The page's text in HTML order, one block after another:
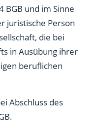
BGB und im Sinne
juristische Person
die bei
in Ausübung ihrer
beruflichen
Abschluss des